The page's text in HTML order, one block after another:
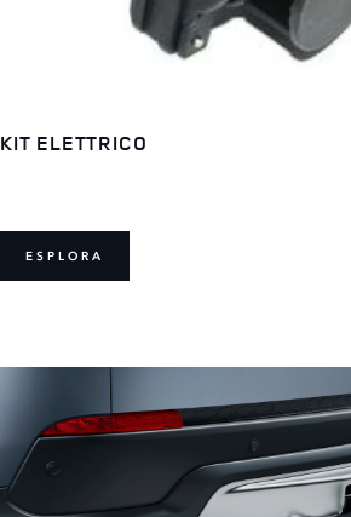
KIT ELETTRICO
ESPLORA